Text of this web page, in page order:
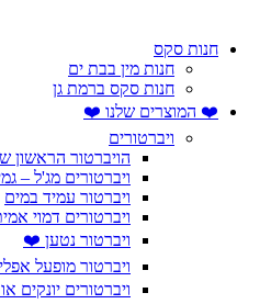
חנות סקס
חנות מין בבת ים
חנות סקס ברמת גן
❤️ המוצרים שלנו ❤️
ויברטורים
הויברטור הראשון
ויברטורים מג'ל –
ויברטור עמיד במים
ויברטורים דמוי
ויברטור נטען ❤️
ויברטור מופעל
ויברטורים